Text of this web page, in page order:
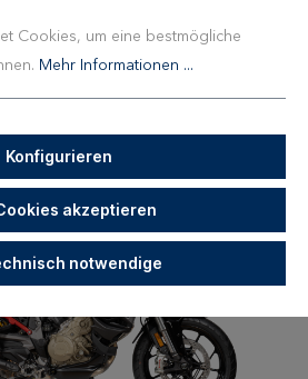
V4 / S 10A
Cookies, um eine bestmögliche
Mehr Informationen ...
Konfigurieren
akzeptieren
notwendige